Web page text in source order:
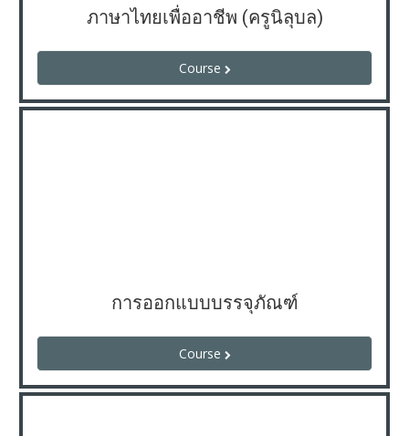
ภาษาไทยเพื่ออาชีพ (ครูนิลุบล)
Course
การออกแบบบรรจุภัณฑ์
Course